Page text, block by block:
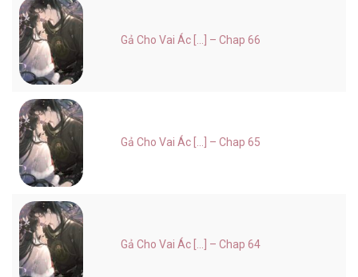
Gả Cho Vai Ác [...] – Chap 66
Gả Cho Vai Ác [...] – Chap 65
Gả Cho Vai Ác [...] – Chap 64